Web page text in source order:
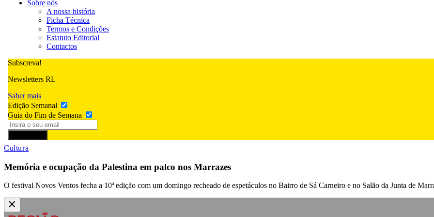
Sobre nós
A nossa história
Ficha Técnica
Termos e Condições
Estatuto Editorial
Contactos
Subscreva!
Newsletters RL
Saber mais
Edição Semanal
Guia do Fim de Semana
Cultura
Memória e ocupação da Palestina em palco nos Marrazes
O festival Novos Ventos fecha a 10ª edição com um domingo recheado de espetáculos no Bairro de Sá Carneiro e no Salão da Junta de